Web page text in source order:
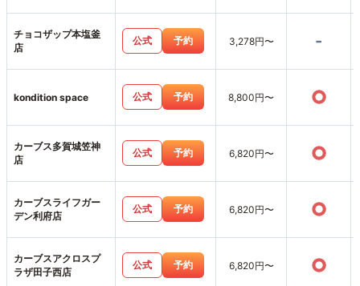
チョコザップ本塩釜
店
公式 予約 3,278円〜 -
kondition space 公式 予約 8,800円〜 ○
カーブス多賀城笠神
店
公式 予約 6,820円〜 ○
カーブスライフガー
デン利府店
公式 予約 6,820円〜 ○
カーブスアクロスプ
ラザ田子西店
公式 予約 6,820円〜 ○